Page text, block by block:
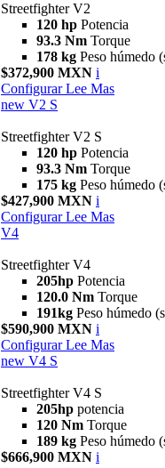
Streetfighter V2
120 hp Potencia
93.3 Nm Torque
178 kg Peso húmedo
$372,900 MXN i
Configurar Lee Mas
new V2 S
Streetfighter V2 S
120 hp Potencia
93.3 Nm Torque
175 kg Peso húmedo
$427,900 MXN i
Configurar Lee Mas
V4
Streetfighter V4
205hp Potencia
120.0 Nm Torque
191kg Peso húmedo
$590,900 MXN i
Configurar Lee Mas
new V4 S
Streetfighter V4 S
205hp potencia
120 Nm Torque
189 kg Peso húmedo
$666,900 MXN i